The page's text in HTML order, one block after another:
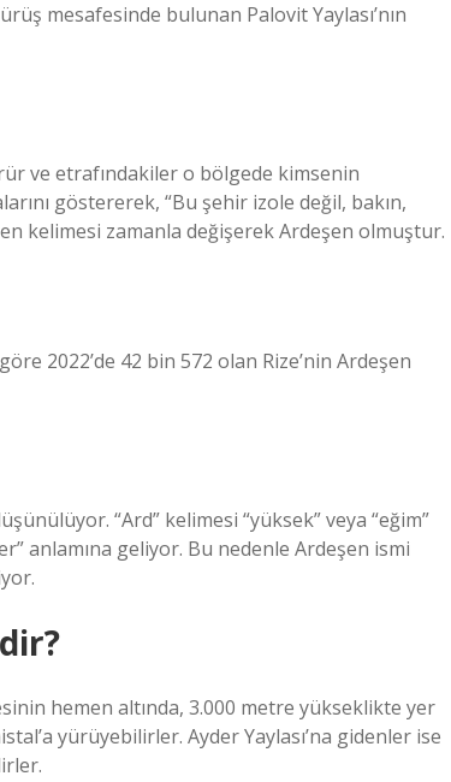
mesafesinde bulunan Palovit Yaylası’nın
ve etrafındakiler o bölgede kimsenin
göstererek, “Bu şehir izole değil, bakın,
kelimesi zamanla değişerek Ardeşen olmuştur.
2022’de 42 bin 572 olan Rize’nin Ardeşen
“Ard” kelimesi “yüksek” veya “eğim”
anlamına geliyor. Bu nedenle Ardeşen ismi
hemen altında, 3.000 metre yükseklikte yer
yürüyebilirler. Ayder Yaylası’na gidenler ise